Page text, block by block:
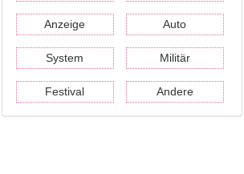
Anzeige Auto
System Militär
Festival Andere